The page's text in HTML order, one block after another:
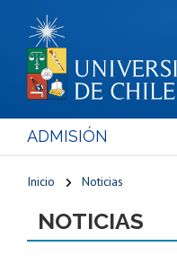
ADMISIÓN
Inicio Noticias
NOTICIAS